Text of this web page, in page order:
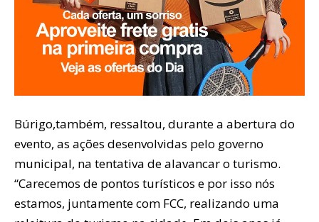
Búrigo,também, ressaltou, durante a abertura do
evento, as ações desenvolvidas pelo governo
municipal, na tentativa de alavancar o turismo.
“Carecemos de pontos turísticos e por isso nós
estamos, juntamente com FCC, realizando uma